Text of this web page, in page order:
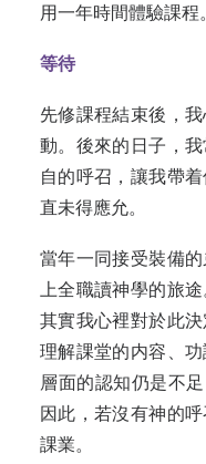
用一年時間體驗課程。
等待
先修課程結束後，
動。後來的日子，
自的呼召，讓我帶
直未得應允。
當年一同接受裝備
上全職讀神學的旅
其實我心裡對於此
理解課堂的内容、
層面的認知仍是不
因此，若沒有神的
課業。